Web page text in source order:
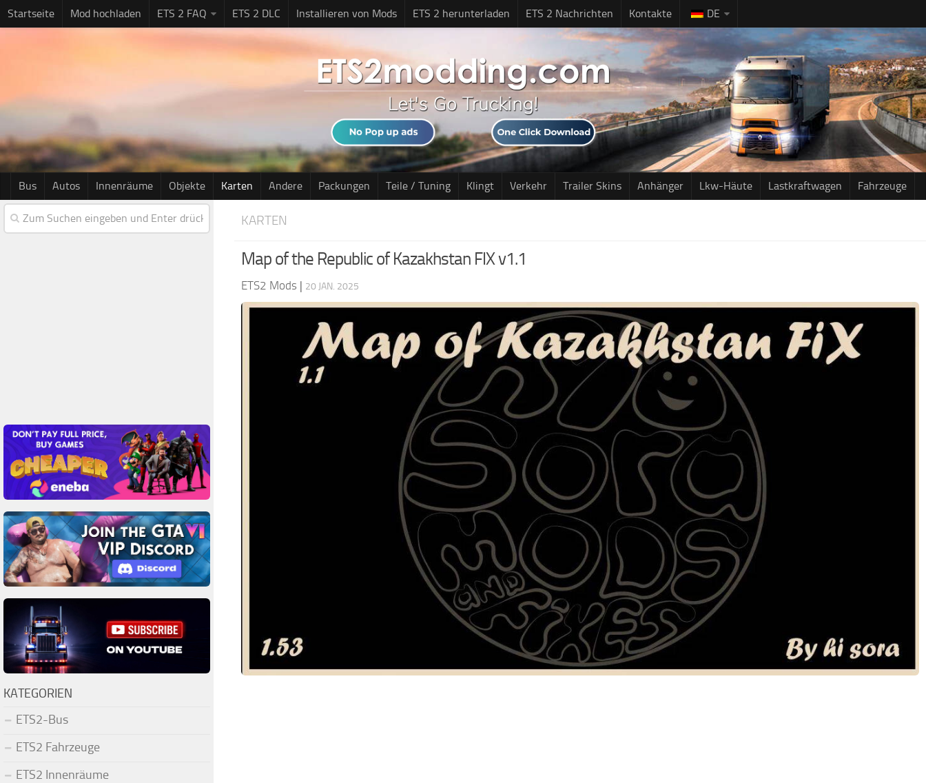
Startseite Mod hochladen ETS 2 FAQ ETS 2 DLC Installieren von Mods ETS 2 herunterladen ETS 2 Nachrichten Kontakte DE
Bus Autos Innenräume Objekte Karten Andere Packungen Teile / Tuning Klingt Verkehr Trailer Skins Anhänger Lkw-Häute Lastkraftwagen Fahrzeuge
KARTEN
Map of the Republic of Kazakhstan FIX v1.1
ETS2 Mods | 20 JAN. 2025
KATEGORIEN
ETS2-Bus
ETS2 Fahrzeuge
ETS2 Innenräume